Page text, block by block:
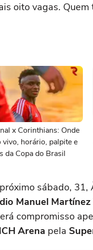
oito vagas. Quem
x Corinthians: Onde
vivo, horário, palpite e
da Copa do Brasil
sábado, 31,
Manuel Martínez
compromisso
Arena pela